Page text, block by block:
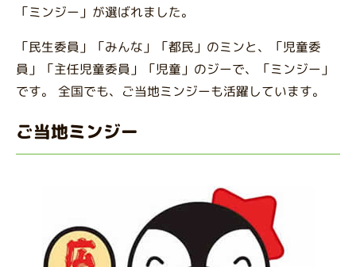
「ミンジー」が選ばれました。
「民生委員」「みんな」「都民」のミンと、「児童委
員」「主任児童委員」「児童」のジーで、「ミンジー」
です。 全国でも、ご当地ミンジーも活躍しています。
ご当地ミンジー